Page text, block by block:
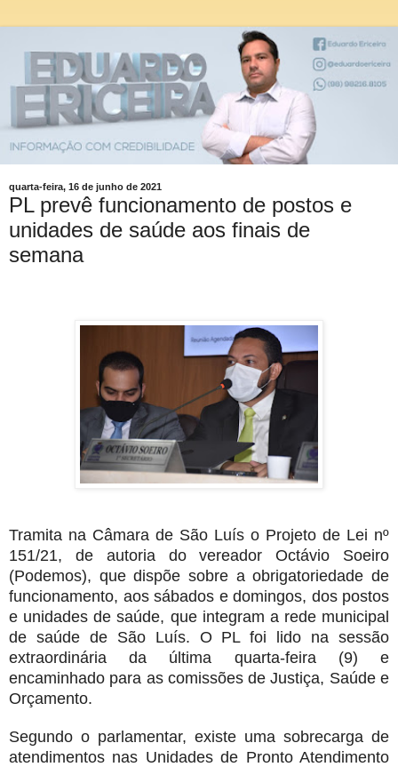
quarta-feira, 16 de junho de 2021
PL prevê funcionamento de postos e
unidades de saúde aos finais de
semana
Tramita na Câmara de São Luís o Projeto de Lei nº
151/21, de autoria do vereador Octávio Soeiro
(Podemos), que dispõe sobre a obrigatoriedade de
funcionamento, aos sábados e domingos, dos postos
e unidades de saúde, que integram a rede municipal
de saúde de São Luís. O PL foi lido na sessão
extraordinária da última quarta-feira (9) e
encaminhado para as comissões de Justiça, Saúde e
Orçamento.
Segundo o parlamentar, existe uma sobrecarga de
atendimentos nas Unidades de Pronto Atendimento